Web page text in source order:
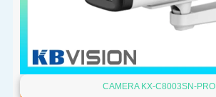
CAMERA KX-C8003SN-PRO